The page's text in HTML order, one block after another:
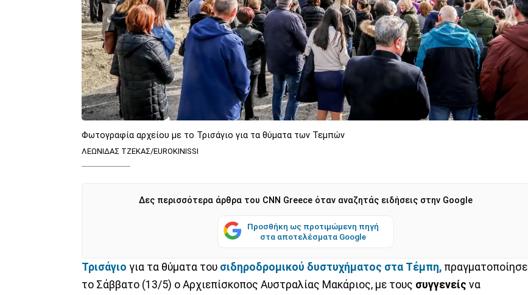
Φωτογραφία αρχείου με το Τρισάγιο για τα θύματα των Τεμπών
ΛΕΩΝΙΔΑΣ ΤΖΕΚΑΣ/EUROKINISSI
Δες περισσότερα άρθρα του CNN Greece όταν αναζητάς ειδήσεις στην Google
Προσθήκη ως προτιμώμενη πηγή
στα αποτελέσματα Google
Τρισάγιο για τα θύματα του σιδηροδρομικού δυστυχήματος στα Τέμπη, πραγματοποίησε
το Σάββατο (13/5) ο Αρχιεπίσκοπος Αυστραλίας Μακάριος, με τους συγγενείς να